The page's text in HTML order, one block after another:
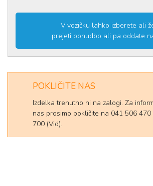
V vozičku lahko izberete ali
prejeti ponudbo ali pa oddate
POKLIČITE NAS
Izdelka trenutno ni na zalogi. Za
nas prosimo pokličite na 041 506
700 (Vid).